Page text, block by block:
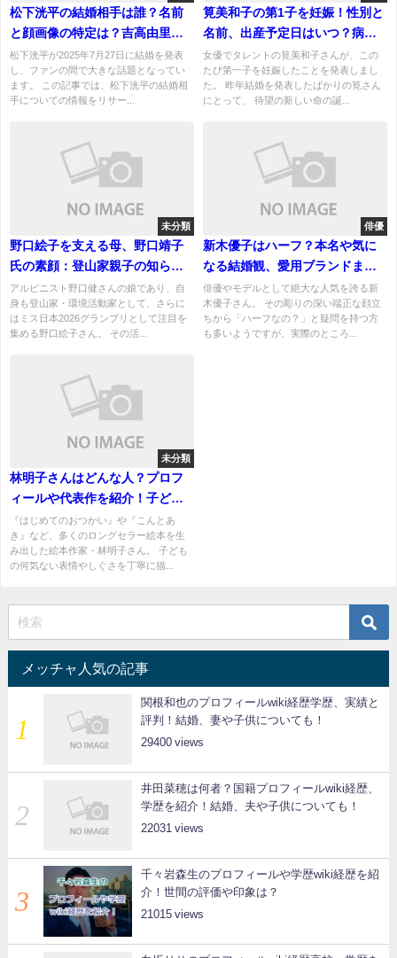
松下洸平の結婚相手は誰？名前
と顔画像の特定は？吉高由里子
とは本当だった？
松下洸平が2025年7月27日に結婚を発表
し、ファンの間で大きな話題となってい
ます。 この記事では、松下洸平の結婚相
手についての情報をリサー...
筧美和子の第1子を妊娠！性別と
名前、出産予定日はいつ？病院
はどこ？
女優でタレントの筧美和子さんが、この
たび第一子を妊娠したことを発表しまし
た。 昨年結婚を発表したばかりの筧さん
にとって、 待望の新しい命の誕...
未分類
野口絵子を支える母、野口靖子
氏の素顔：登山家親子の知られ
ざる絆
アルピニスト野口健さんの娘であり、自
身も登山家・環境活動家として、さらに
はミス日本2026グランプリとして注目を
集める野口絵子さん。 その活...
俳優
新木優子はハーフ？本名や気に
なる結婚観、愛用ブランドまで
徹底解説！
俳優やモデルとして絶大な人気を誇る新
木優子さん。 その彫りの深い端正な顔立
ちから「ハーフなの？」と疑問を持つ方
も多いようですが、実際のところ...
未分類
林明子さんはどんな人？プロフ
ィールや代表作を紹介！子ども
の心を描き続けた人気絵本作家
『はじめてのおつかい』や『こんとあ
き』など、多くのロングセラー絵本を生
み出した絵本作家・林明子さん。 子ども
の何気ない表情やしぐさを丁寧に描...
メッチャ人気の記事
関根和也のプロフィールwiki経歴学歴、実績と
評判！結婚、妻や子供についても！
29400
井田菜穂は何者？国籍プロフィールwiki経歴、
学歴を紹介！結婚、夫や子供についても！
22031
千々岩森生のプロフィールや学歴wiki経歴を紹
介！世間の評価や印象は？
21015